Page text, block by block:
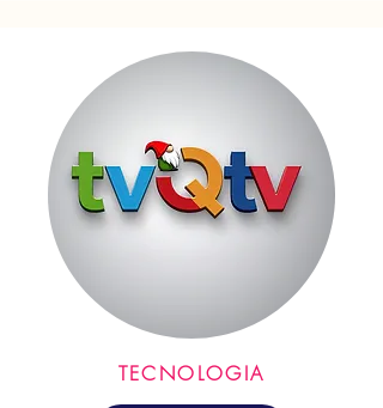
TECNOLOGIA